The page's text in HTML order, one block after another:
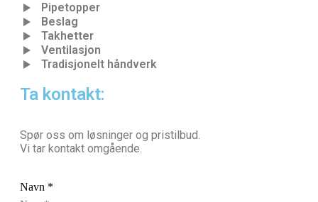
Pipetopper
Beslag
Takhetter
Ventilasjon
Tradisjonelt håndverk
Ta kontakt:
Spør oss om løsninger og pristilbud.
Vi tar kontakt omgående.
Navn *